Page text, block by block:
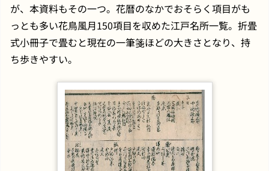
が、本資料もその一つ。花暦のなかでおそらく項目がも
っとも多い花鳥風月150項目を収めた江戸名所一覧。折畳
式小冊子で畳むと現在の一筆箋ほどの大きさとなり、持
ち歩きやすい。